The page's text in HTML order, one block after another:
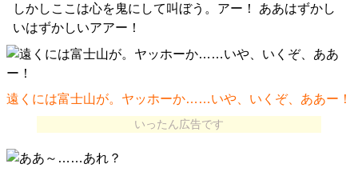
しかしここは心を鬼にして叫ぼう。アー！ ああはずかし
いはずかしいアアー！
遠くには富士山が。ヤッホーか……いや、いくぞ、ああー！
いったん広告です